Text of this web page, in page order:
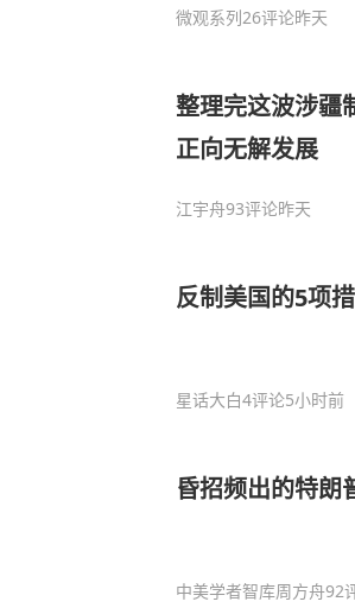
微观系列26评论昨天
整理完这波涉疆
正向无解发展
江宇舟93评论昨天
反制美国的5项
星话大白4评论5小时前
昏招频出的特朗
中美学者智库周方舟92